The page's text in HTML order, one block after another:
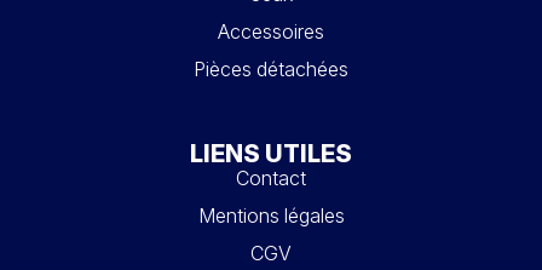
Accessoires
Pièces détachées
LIENS UTILES
Contact
Mentions légales
CGV